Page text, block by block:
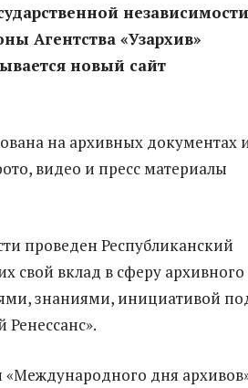
независимости
Агентства «Узархив»
новый сайт
на архивных документах
видео и пресс материалы
проведен Республиканский
свой вклад в сферу архивного
знаниями, инициативой
дня